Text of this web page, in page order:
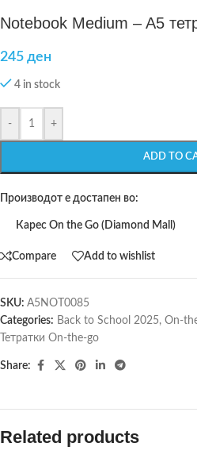
Notebook Medium – A5
245 ден
4 in stock
- +
ADD TO
Производот е достапен во:
Карес On the Go (Diamond Mall)
Compare Add to wishlist
SKU: A5NOT0085
Categories: Back to School 2025, On-
Тетратки On-the-go
Share:
Related products